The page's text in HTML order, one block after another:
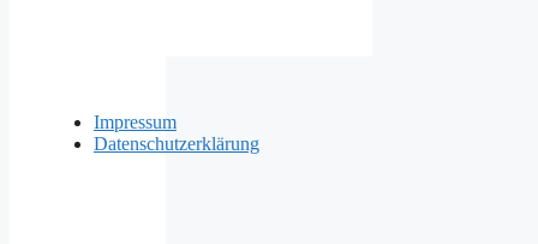
Impressum
Datenschutzerklärung